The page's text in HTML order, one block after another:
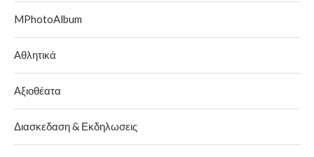
MPhotoAlbum
Αθλητικά
Αξιοθέατα
Διασκεδαση & Εκδηλωσεις